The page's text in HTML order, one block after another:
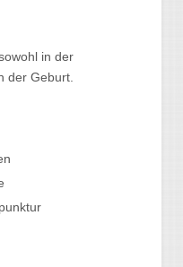
in der
der Geburt.